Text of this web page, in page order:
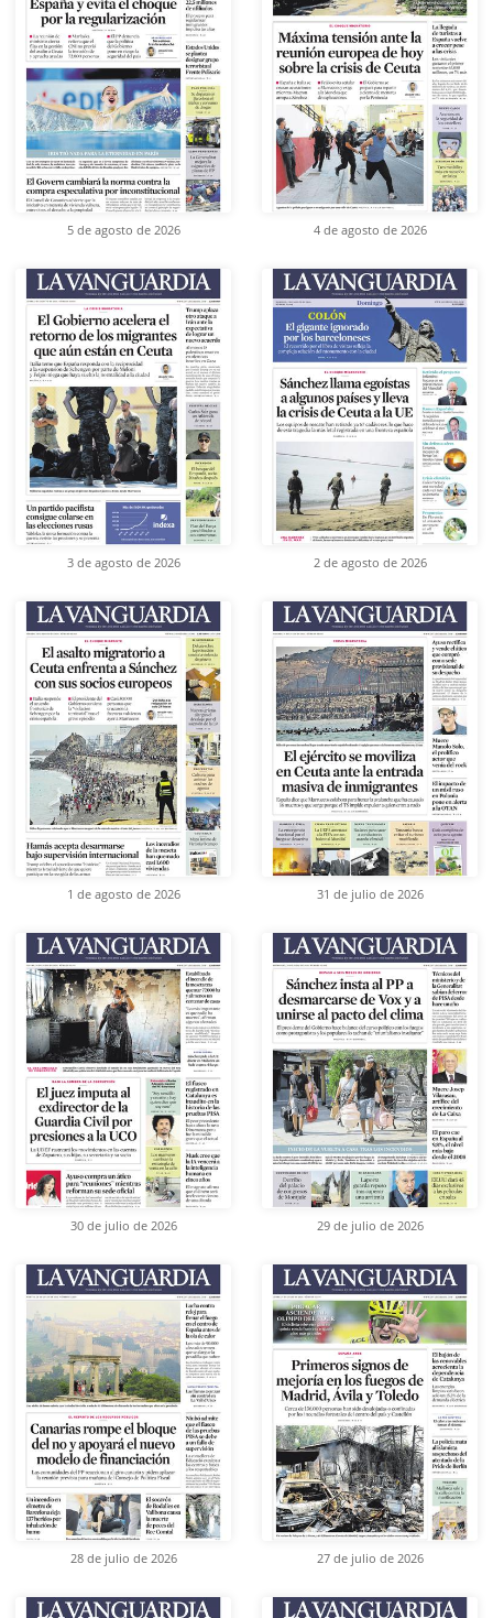
5 de agosto de 2026 4 de agosto de 2026
3 de agosto de 2026 2 de agosto de 2026
1 de agosto de 2026 31 de julio de 2026
30 de julio de 2026 29 de julio de 2026
28 de julio de 2026 27 de julio de 2026